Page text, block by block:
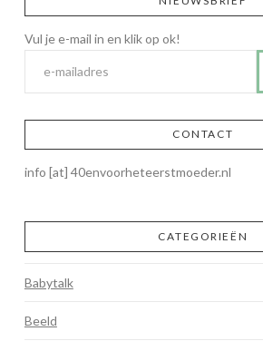
CONTACT
info [at] 40envoorheteerstmoeder.nl
CATEGORIEËN
Babytalk
Beeld